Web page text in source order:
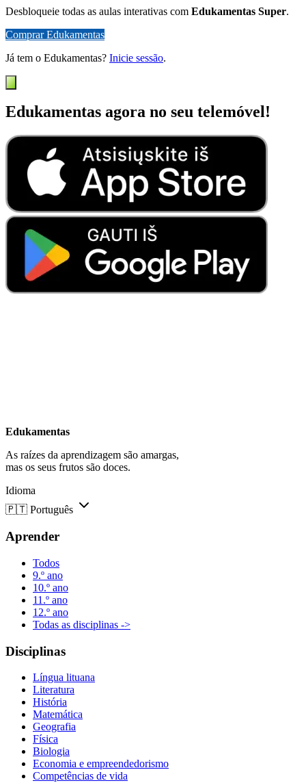
Desbloqueie todas as aulas interativas com Edukamentas Super.
Comprar Edukamentas
Já tem o Edukamentas? Inicie sessão.
Edukamentas agora no seu telemóvel!
Edukamentas
As raízes da aprendizagem são amargas,
mas os seus frutos são doces.
Idioma
🇵🇹 Português
Aprender
Todos
9.º ano
10.º ano
11.º ano
12.º ano
Todas as disciplinas ->
Disciplinas
Língua lituana
Literatura
História
Matemática
Geografia
Física
Biologia
Economia e empreendedorismo
Competências de vida